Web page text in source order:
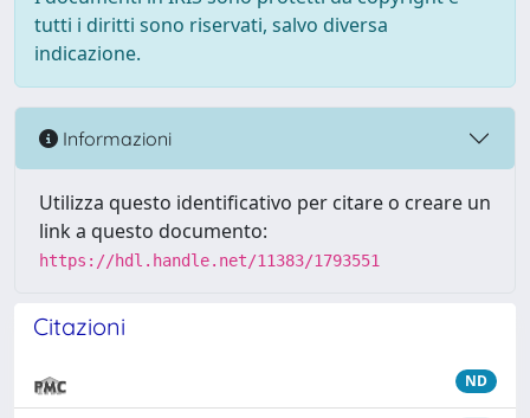
tutti i diritti sono riservati, salvo diversa
indicazione.
Informazioni
Utilizza questo identificativo per citare o creare un
link a questo documento:
https://hdl.handle.net/11383/1793551
Citazioni
ND